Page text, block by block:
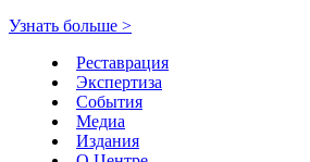
Узнать больше >
Реставрация
Экспертиза
События
Медиа
Издания